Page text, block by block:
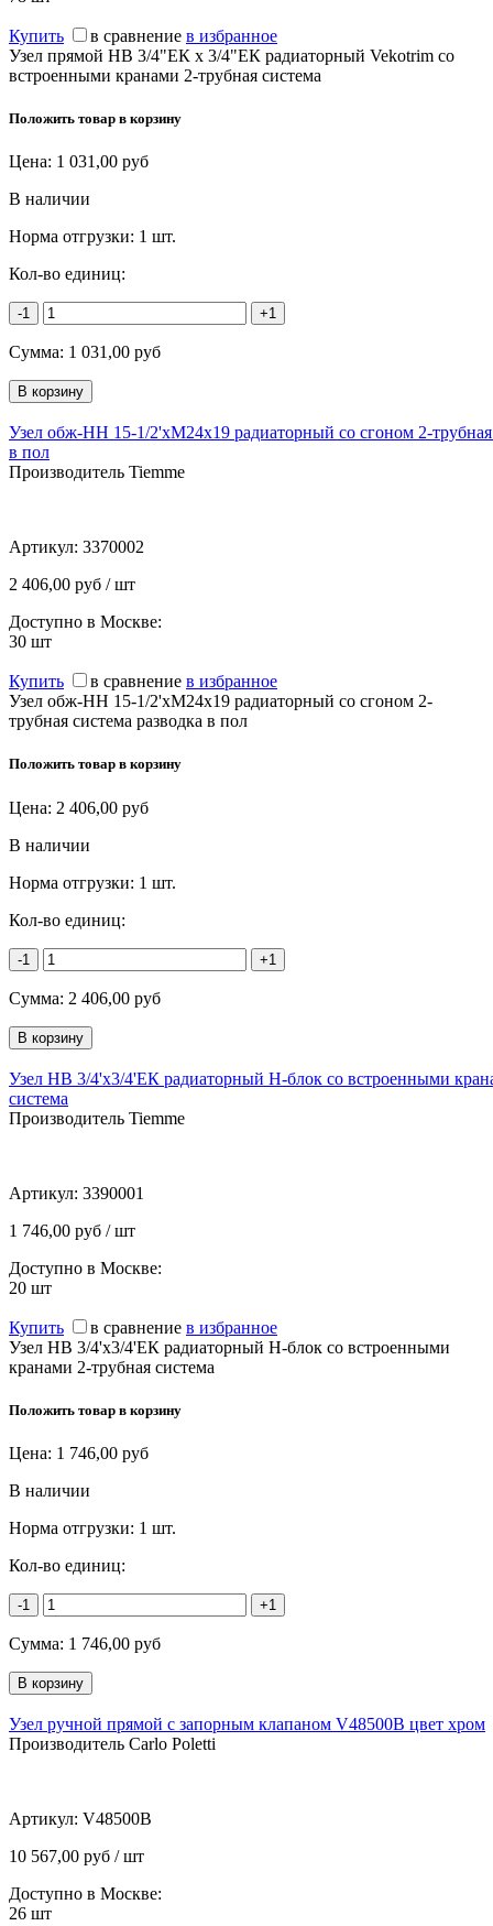
Купить в сравнение в избранное
Узел прямой НВ 3/4"ЕК х 3/4"ЕК радиаторный Vekotrim со
встроенными кранами 2-трубная система
Положить товар в корзину
Цена: 1 031,00 руб
В наличии
Норма отгрузки: 1 шт.
Кол-во единиц:
-1 +1
Сумма: 1 031,00 руб
Узел обж-НН 15-1/2'xM24x19 радиаторный со сгоном 2-трубная
в пол
Производитель Tiemme
Артикул: 3370002
2 406,00 руб / шт
Доступно в Москве:
30 шт
Купить в сравнение в избранное
Узел обж-НН 15-1/2'xM24x19 радиаторный со сгоном 2-
трубная система разводка в пол
Положить товар в корзину
Цена: 2 406,00 руб
В наличии
Норма отгрузки: 1 шт.
Кол-во единиц:
-1 +1
Сумма: 2 406,00 руб
Узел НВ 3/4'х3/4'ЕК радиаторный H-блок со встроенными
система
Производитель Tiemme
Артикул: 3390001
1 746,00 руб / шт
Доступно в Москве:
20 шт
Купить в сравнение в избранное
Узел НВ 3/4'х3/4'ЕК радиаторный H-блок со встроенными
кранами 2-трубная система
Положить товар в корзину
Цена: 1 746,00 руб
В наличии
Норма отгрузки: 1 шт.
Кол-во единиц:
-1 +1
Сумма: 1 746,00 руб
Узел ручной прямой с запорным клапаном V48500B цвет хром
Производитель Carlo Poletti
Артикул: V48500B
10 567,00 руб / шт
Доступно в Москве:
26 шт